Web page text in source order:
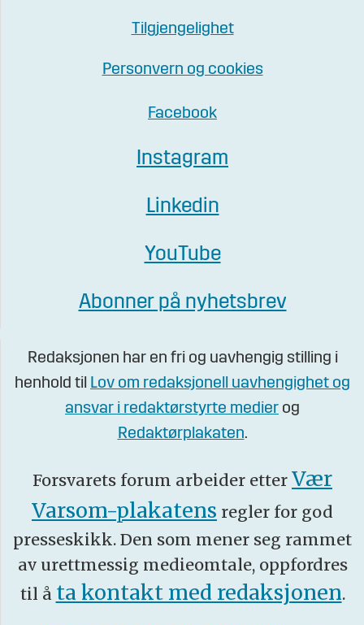
Tilgjengelighet
Personvern og cookies
Facebook
Instagram
Linkedin
YouTube
Abonner på nyhetsbrev
Redaksjonen har en fri og uavhengig stilling i
henhold til Lov om redaksjonell uavhengighet og
ansvar i redaktørstyrte medier og
Redaktørplakaten.
Forsvarets forum arbeider etter Vær
Varsom-plakatens regler for god
presseskikk. Den som mener seg rammet
av urettmessig medieomtale, oppfordres
til å ta kontakt med redaksjonen.